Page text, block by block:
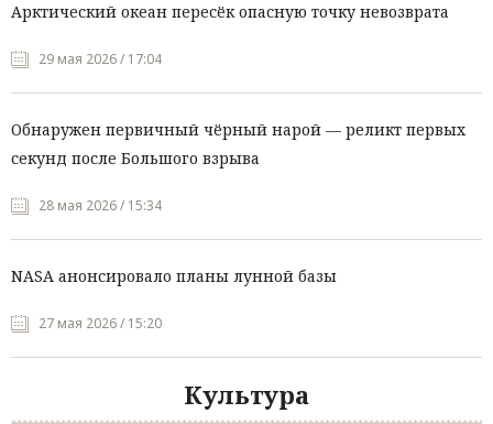
Арктический океан пересёк опасную точку невозврата
29 мая 2026 / 17:04
Обнаружен первичный чёрный нарой — реликт первых
секунд после Большого взрыва
28 мая 2026 / 15:34
NASA анонсировало планы лунной базы
27 мая 2026 / 15:20
Культура